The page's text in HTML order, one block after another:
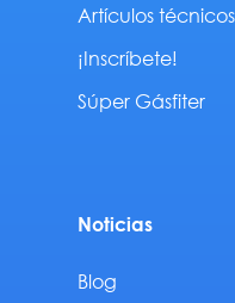
Artículos técnicos
¡Inscríbete!
Súper Gásfiter
Noticias
Blog